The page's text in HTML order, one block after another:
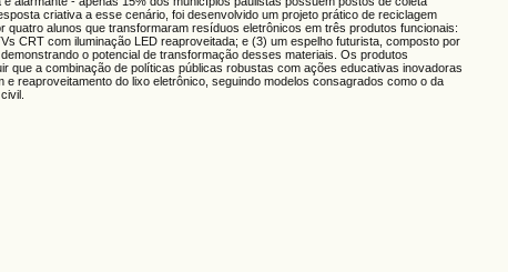
criativa a esse cenário, foi desenvolvido um projeto prático de reciclagem
alunos que transformaram resíduos eletrônicos em três produtos funcionais:
CRT com iluminação LED reaproveitada; e (3) um espelho futurista, composto por
o potencial de transformação desses materiais. Os produtos
que a combinação de políticas públicas robustas com ações educativas inovadoras
reaproveitamento do lixo eletrônico, seguindo modelos consagrados como o da